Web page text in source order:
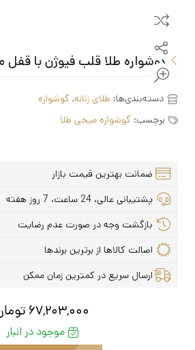
گوشواره طلا قلب فیوژن با قفل
دسته‌بندی‌ها:طلای زنانه,گوشواره
برچسب:گوشواره میخی طلا
ضمانت بهترین قیمت بازار
پشتیبانی عالی، 24 ساعت، 7 روز هفته
بازگشت وجه در صورت عدم رضایت
اصالت کالاها از برترین برندها
ارسال سریع در کمترین زمان ممکن
67,203,000تومان
موجود در انبار